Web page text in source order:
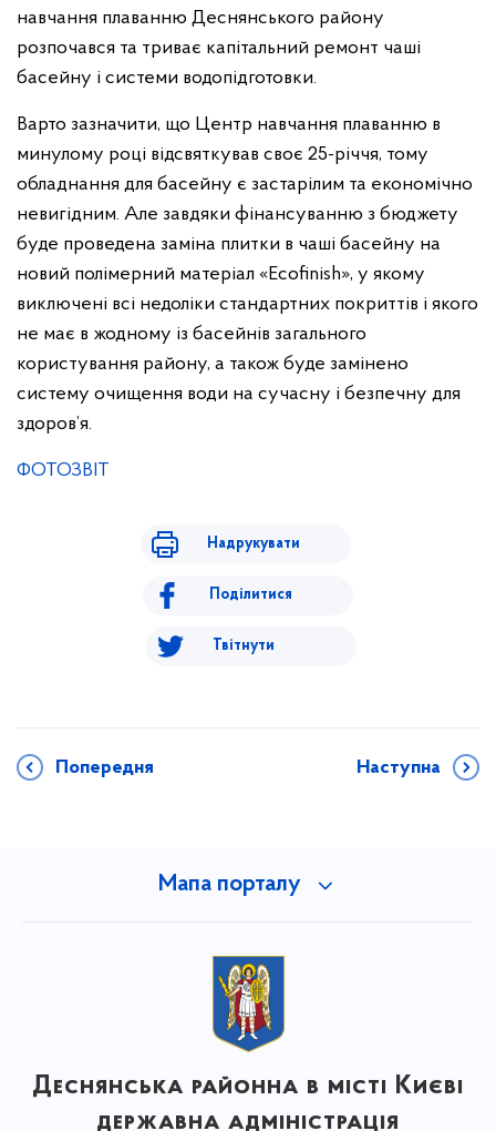
навчання плаванню Деснянського району
розпочався та триває капітальний ремонт чаші
басейну і системи водопідготовки.
Варто зазначити, що Центр навчання плаванню в
минулому році відсвяткував своє 25-річчя, тому
обладнання для басейну є застарілим та економічно
невигідним. Але завдяки фінансуванню з бюджету
буде проведена заміна плитки в чаші басейну на
новий полімерний матеріал «Ecofinish», у якому
виключені всі недоліки стандартних покриттів і якого
не має в жодному із басейнів загального
користування району, а також буде замінено
систему очищення води на сучасну і безпечну для
здоров’я.
ФОТОЗВІТ
Надрукувати
Поділитися
Твітнути
Попередня Наступна
Мапа порталу
Деснянська районна в місті Києві
державна адміністрація